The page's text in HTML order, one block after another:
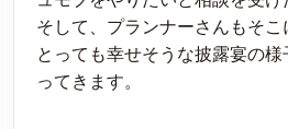
そして、プランナーさんもそこ
とっても幸せそうな披露宴の
ってきます。